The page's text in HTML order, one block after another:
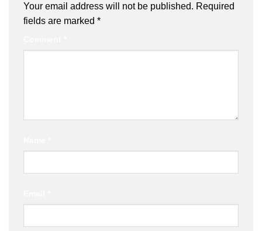
Your email address will not be published. Required
fields are marked *